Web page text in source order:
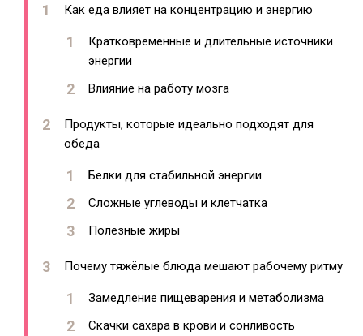
Как еда влияет на концентрацию и энергию
Кратковременные и длительные источники
энергии
Влияние на работу мозга
Продукты, которые идеально подходят для
обеда
Белки для стабильной энергии
Сложные углеводы и клетчатка
Полезные жиры
Почему тяжёлые блюда мешают рабочему ритму
Замедление пищеварения и метаболизма
Скачки сахара в крови и сонливость